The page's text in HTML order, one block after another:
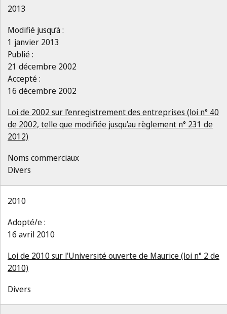
2013
Modifié jusqu’à :
1 janvier 2013
Publié :
21 décembre 2002
Accepté :
16 décembre 2002
Loi de 2002 sur l'enregistrement des entreprises (loi n° 40
de 2002, telle que modifiée jusqu'au règlement n° 231 de
2012)
Noms commerciaux
Divers
2010
Adopté/e :
16 avril 2010
Loi de 2010 sur l'Université ouverte de Maurice (loi n° 2 de
2010)
Divers